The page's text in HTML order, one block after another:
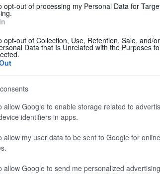
opt-out of processing my Personal Data for
opt-out of Collection, Use, Retention, Sale, and/
Data that Is Unrelated with the Purposes
allow Google to enable storage related to
identifiers in apps.
allow my user data to be sent to Google for
allow Google to send me personalized
veicoli ricreazionali, AMPLO
In questo test
preciso e completamente
pasti — ma anche per il corretto
di garantire una portata di
compatti durante il viaggio
Clicca qui per il video